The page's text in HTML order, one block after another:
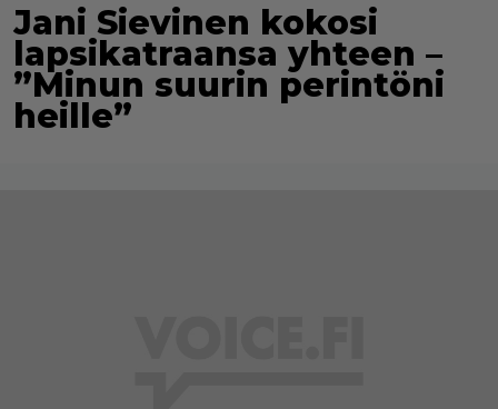
Jani Sievinen kokosi
lapsikatraansa yhteen –
”Minun suurin perintöni
heille”